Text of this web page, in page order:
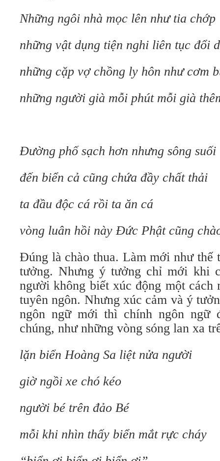
Những ngôi nhà mọc lên như tia chớp
những vật dụng tiện nghi liên tục đổi
những cặp vợ chồng ly hôn như cơm
những người già mỗi phút mỗi già
Đường phố sạch hơn nhưng sông suối
đến biển cả cũng chứa đầy chất thải
ta đầu độc cá rồi ta ăn cá
vòng luân hồi này Đức Phật cũng
Đúng là chào thua. Làm mới như thế
tưởng. Nhưng ý tưởng chỉ mới khi
người không biết xúc động một
tuyên ngôn. Nhưng xúc cảm và ý
ngôn ngữ mới thì chính ngôn ngữ
chúng, như những vòng sóng lan xa
lặn biển Hoàng Sa liệt nửa người
giờ ngồi xe chó kéo
người bé trên đảo Bé
mỗi khi nhìn thấy biển mắt rực cháy